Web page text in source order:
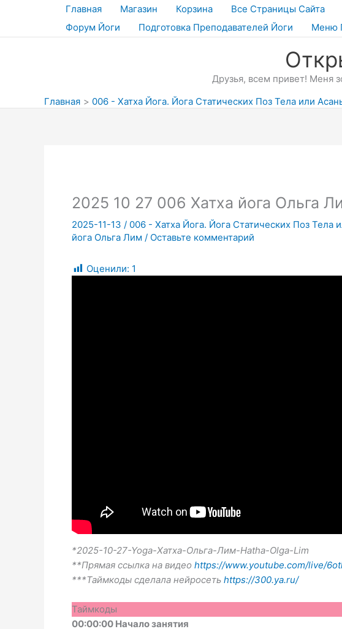
содержимому
Главная Магазин Корзина Все Страницы Сайта
Форум Йоги
Подготовка Преподавателей Йоги Меню
Друзья, всем привет! Меня
Главная
006 - Хатха Йога. Йога Статических Поз Тела или
2025 10 27 006 Хатха йога Ольга
2025-11-13 / 006 - Хатха Йога. Йога Статических Поз Тела
йога Ольга Лим / Оставьте комментарий
Оценили: 1
*2025-10-27-Yoga-Хатха-Ольга-Лим-Hatha-Olga-Lim
**Прямая ссылка на видео https://www.youtube.com/live/
***Таймкоды сделала нейросеть https://300.ya.ru/
Таймкоды
00:00:00 Начало занятия